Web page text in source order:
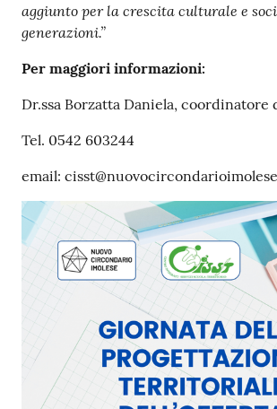
aggiunto per la crescita culturale e
generazioni.”
Per maggiori informazioni:
Dr.ssa Borzatta Daniela, coordinatore
Tel. 0542 603244
email: